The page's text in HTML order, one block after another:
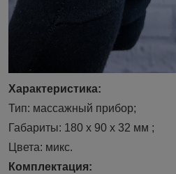
Характеристика:
Тип: массажный прибор;
Габариты: 180 х 90 х 32 мм ;
Цвета: микс.
Комплектация: